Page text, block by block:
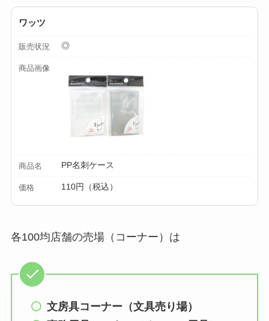
る？選び方＆活用
法！
ワッツ
販売状況 ◎
商品画像
商品名 PP名刺ケース
価格 110円（税込）
各100均店舗の売場（コーナー）は
文房具コーナー（文具売り場）